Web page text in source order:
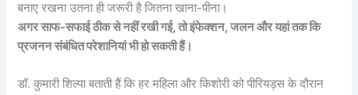
बनाए रखना उतना ही जरूरी है जितना खाना-पीना।
अगर साफ-सफाई ठीक से नहीं रखी गई, तो इंफेक्शन, जलन और यहां तक कि
प्रजनन संबंधित परेशानियां भी हो सकती हैं।
डॉ. कुमारी शिल्पा बताती हैं कि हर महिला और किशोरी को पीरियड्स के दौरान